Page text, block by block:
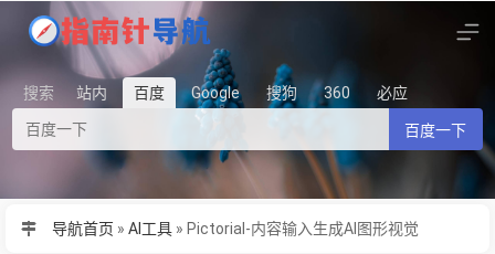
搜索 站内 百度 Google 搜狗 360 必应
百度一下
导航首页 » AI工具 » Pictorial-内容输入生成AI图形视觉